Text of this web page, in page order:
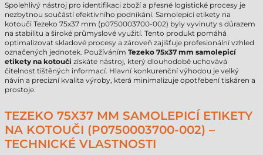
Spolehlivý nástroj pro identifikaci zboží a přesné logistické procesy je
nezbytnou součástí efektivního podnikání. Samolepicí etikety na
kotouči Tezeko 75x37 mm (p0750003700-002) byly vyvinuty s důrazem
na stabilitu a široké průmyslové využití. Tento produkt pomáhá
optimalizovat skladové procesy a zároveň zajišťuje profesionální vzhled
označených jednotek. Používáním Tezeko 75x37 mm samolepicí
etikety na kotouči získáte nástroj, který dlouhodobě uchovává
čitelnost tištěných informací. Hlavní konkurenční výhodou je velký
návin a precizní kvalita výroby, která minimalizuje opotřebení tiskáren a
prostoje.
TEZEKO 75X37 MM SAMOLEPICÍ ETIKETY
NA KOTOUČI (P0750003700-002) –
TECHNICKÉ VLASTNOSTI